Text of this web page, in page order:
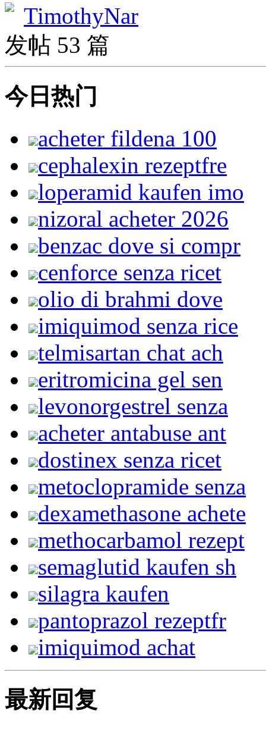
TimothyNar
发帖 53 篇
今日热门
acheter fildena 100
cephalexin rezeptfre
loperamid kaufen imo
nizoral acheter 2026
benzac dove si compr
cenforce senza ricet
olio di brahmi dove
imiquimod senza rice
telmisartan chat ach
eritromicina gel sen
levonorgestrel senza
acheter antabuse ant
dostinex senza ricet
metoclopramide senza
dexamethasone achete
methocarbamol rezept
semaglutid kaufen sh
silagra kaufen
pantoprazol rezeptfr
imiquimod achat
最新回复